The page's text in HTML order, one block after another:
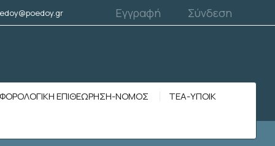
Εγγραφή Σύνδεση
ΦΟΡΟΛΟΓΙΚΗ ΕΠΙΘΕΩΡΗΣΗ-ΝΟΜΟΣ ΤΕΑ-ΥΠΟΙΚ